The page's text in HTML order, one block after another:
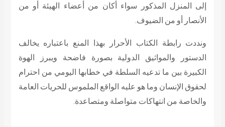
إلى المنزل المذكور سواء أكان من أعضاء الهيئة أو من
الأنصار أو من الضيوف.
ونددت رابطة الكتاب الأحرار بهذا المنع باعتباره يخالف
الدستور والمواثيق الدولية بصورة فاضحة ويبرز الهوة
الكبيرة بين ما تدعيه السلطة في خطابها اليومي من احترام
لحقوق الإنسان وما هو عليه الواقع الملموس للحريات العامة
والخاصة من انتهاكات متواصلة ومتصاعدة.